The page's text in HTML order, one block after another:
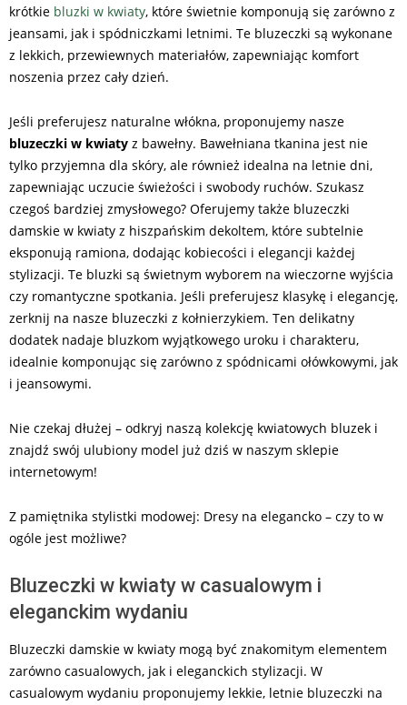
krótkie bluzki w kwiaty, które świetnie komponują się zarówno z
jeansami, jak i spódniczkami letnimi. Te bluzeczki są wykonane
z lekkich, przewiewnych materiałów, zapewniając komfort
noszenia przez cały dzień.
Jeśli preferujesz naturalne włókna, proponujemy nasze
bluzeczki w kwiaty z bawełny. Bawełniana tkanina jest nie
tylko przyjemna dla skóry, ale również idealna na letnie dni,
zapewniając uczucie świeżości i swobody ruchów. Szukasz
czegoś bardziej zmysłowego? Oferujemy także bluzeczki
damskie w kwiaty z hiszpańskim dekoltem, które subtelnie
eksponują ramiona, dodając kobiecości i elegancji każdej
stylizacji. Te bluzki są świetnym wyborem na wieczorne wyjścia
czy romantyczne spotkania. Jeśli preferujesz klasykę i elegancję,
zerknij na nasze bluzeczki z kołnierzykiem. Ten delikatny
dodatek nadaje bluzkom wyjątkowego uroku i charakteru,
idealnie komponując się zarówno z spódnicami ołówkowymi, jak
i jeansowymi.
Nie czekaj dłużej – odkryj naszą kolekcję kwiatowych bluzek i
znajdź swój ulubiony model już dziś w naszym sklepie
internetowym!
Z pamiętnika stylistki modowej: Dresy na elegancko – czy to w
ogóle jest możliwe?
Bluzeczki w kwiaty w casualowym i
eleganckim wydaniu
Bluzeczki damskie w kwiaty mogą być znakomitym elementem
zarówno casualowych, jak i eleganckich stylizacji. W
casualowym wydaniu proponujemy lekkie, letnie bluzeczki na